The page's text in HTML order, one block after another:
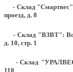
- Склад
проезд, д. 8
- Склад "ВЗВТ":
д. 10, стр. 1
- Склад "УРАЛВЕС":
110